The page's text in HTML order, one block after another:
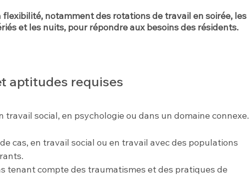
notamment des rotations de travail en soirée, les
et les nuits, pour répondre aux besoins des résidents.
aptitudes requises
travail social, en psychologie ou dans un domaine connexe.
cas, en travail social ou en travail avec des populations
tenant compte des traumatismes et des pratiques de